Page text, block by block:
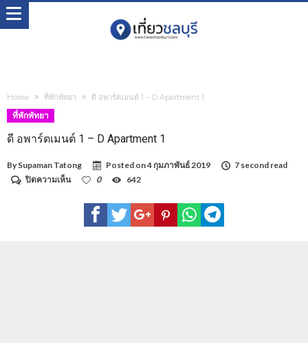
Home ที่พักพัทยา ดี อพาร์ตเมนต์ 1 – D Apartment 1
ที่พักพัทยา
ดี อพาร์ตเมนต์ 1 – D Apartment 1
By Supaman Tatong Posted on4 กุมภาพันธ์ 2019
7 second read
ปิดความเห็นบน
อพาร์ตเมนต์
0 642